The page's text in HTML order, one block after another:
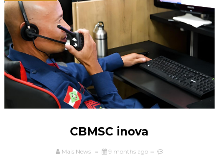
CBMSC inova
Mais News 9 months ago